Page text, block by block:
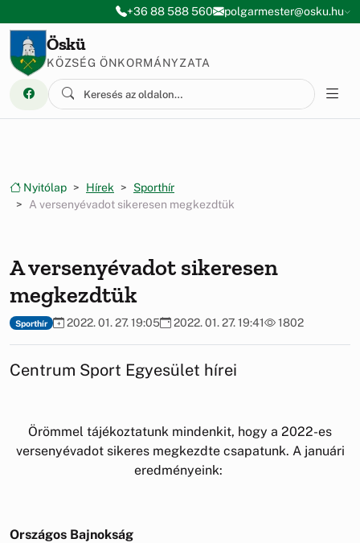
Ugrás a menüre
Ugrás a tartalomra+36 88 588 560 polgarmester@osku.hu
Öskü
KÖZSÉG ÖNKORMÁNYZATA
Nyitólap Hírek
Sporthír
A versenyévadot sikeresen megkezdtük
A versenyévadot sikeresen
megkezdtük
Sporthír 2022. 01. 27. 19:05 2022. 01. 27. 19:41 1802
Centrum Sport Egyesület hírei
Örömmel tájékoztatunk mindenkit, hogy a 2022-es
versenyévadot sikeres megkezdte csapatunk. A januári
eredményeink:
Országos Bajnokság